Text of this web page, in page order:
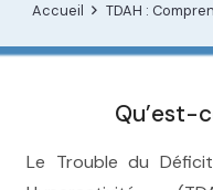
Accueil TDAH :
Qu’est-
Le Trouble du